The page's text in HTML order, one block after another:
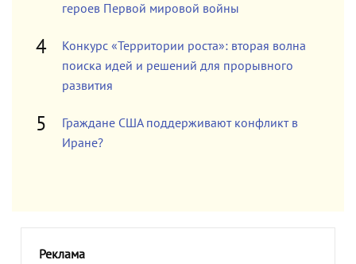
героев Первой мировой войны
Конкурс «Территории роста»: вторая волна
поиска идей и решений для прорывного
развития
Граждане США поддерживают конфликт в
Иране?
Реклама